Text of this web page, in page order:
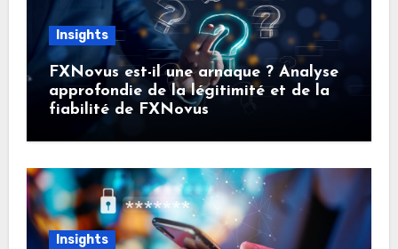
Insights
FXNovus est-il une arnaque ? Analyse
approfondie de la légitimité et de la
fiabilité de FXNovus
Insights